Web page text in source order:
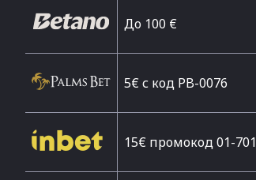
Дo 100 €
5€ с код PB-0076
15€ промокод 01-701